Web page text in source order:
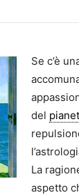
Se c’è
del
La
aspetto